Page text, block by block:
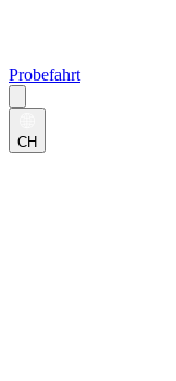
Probefahrt
CH